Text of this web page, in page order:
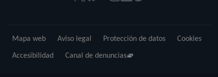
en
una
en
una
en
una
en
una
en
una
externa.
Mapa web Aviso legal Protección de datos
Cookies
Accesibilidad
Canal de denuncias